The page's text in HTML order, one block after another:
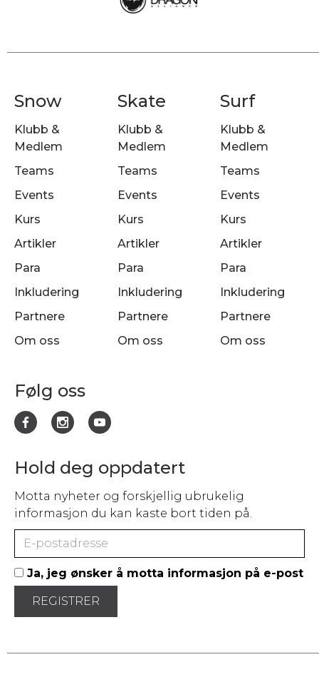
Snow
Klubb &
Medlem
Teams
Events
Kurs
Artikler
Para
Inkludering
Partnere
Om oss
Skate
Klubb &
Medlem
Teams
Events
Kurs
Artikler
Para
Inkludering
Partnere
Om oss
Surf
Klubb &
Medlem
Teams
Events
Kurs
Artikler
Para
Inkludering
Partnere
Om oss
Følg oss
Hold deg oppdatert
Motta nyheter og forskjellig ubrukelig
informasjon du kan kaste bort tiden på.
Ja, jeg ønsker å motta informasjon på e-post